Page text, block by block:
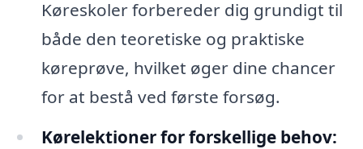
Køreskoler forbereder dig grundigt til
både den teoretiske og praktiske
køreprøve, hvilket øger dine chancer
for at bestå ved første forsøg.
Kørelektioner for forskellige behov: